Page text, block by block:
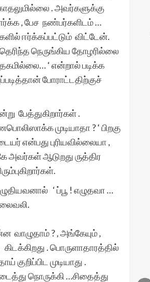
. அவர்களுக்கு
, பேச நண்பர்களிடம் …
ஈர்க்கப்பட்டும் விட்டேன்.
நெருங்கிய​ தோழரில்லை
‘ என்றால் படிக்க​
போராட்டதிற்குச்
பேத்துகிறார்கள் .
முடியாதா ? ‘ பிறகு
என்பது புரியவில்லையா ,
அவர்கள் ஆடுறது ருத்திர​
‘ ப்பூ ! எழுதவா …
வாழுதாம் ? , அங்கேயும் ,
. பொருளாதாரத்தில்
முடியாது .
நொருக்கி …சிதைத்து
பாரதி தம்பி